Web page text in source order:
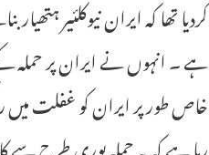
کردیا تھا کہ ایران نیوکلئیر
ہے ۔ انہوں نے ایران پر حملہ
خاص طور پر ایران کو غفلت میں
رہا ہے کہ یہ حملہ پوری طرح سے